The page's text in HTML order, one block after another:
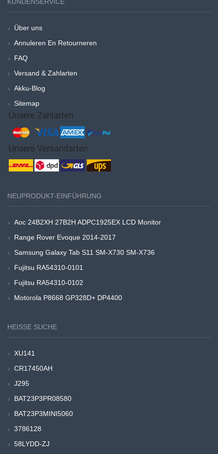
Über uns
Annuleren En Retourneren
FAQ
Versand & Zahlarten
Akku-Blog
Sitemap
NEUPRODUKT-EINFÜHRUNG
Aoc 24B2XH 27B2H ADPC1925EX LCD Monitor
Range Rover Evoque 2014-2017
Samsung Galaxy Tab S11 SM-X730 SM-X736
Fujitsu RA54310-0101
Fujitsu RA54310-0102
Motorola P8668 GP328D+ DP4400
HEISSE SUCHE
XU141
CR17450AH
J295
BAT23P3PR08580
BAT23P3MINI5060
3786128
58LYDD-ZJ